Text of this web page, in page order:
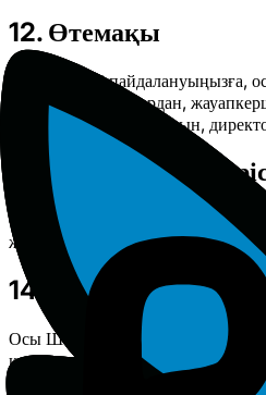
12. Өтемақы
Сіз Қызметті
кез келген талаптардан,
тұлғаларын, басшыларын,
13. Шарттарға
Осы Шарттарды мезгіл-мезгіл
жаңартылған Шарттарды
14. Қолданылатын
Осы Шарттар коллизиялық
келген дау тек Босния және
қарсылықтарыңыздан бас